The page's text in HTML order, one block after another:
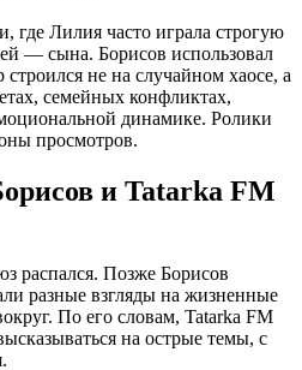
где Лилия часто играла строгую
— сына. Борисов использовал
не на случайном хаосе, а
семейных конфликтах,
динамике. Ролики
просмотров.
и Tatarka FM
распался. Позже Борисов
разные взгляды на жизненные
По его словам, Tatarka FM
на острые темы, с